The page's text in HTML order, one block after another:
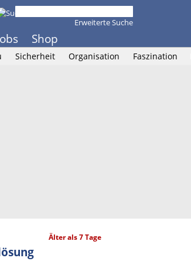
Shop
Erweiterte Suche
Sicherheit Organisation Faszination
Älter als 7 Tage